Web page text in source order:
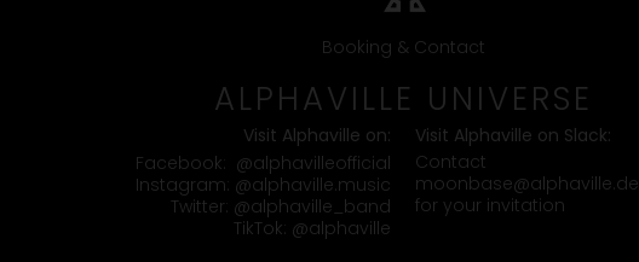
Booking & Contact
ALPHAVILLE UNIVERSE
Visit Alphaville on:
Facebook: @alphavilleofficial
Instagram: @alphaville.music
Twitter: @alphaville_band
TikTok: @alphaville
Visit Alphaville on Slack:
Contact
moonbase@alphaville.de
for your invitation